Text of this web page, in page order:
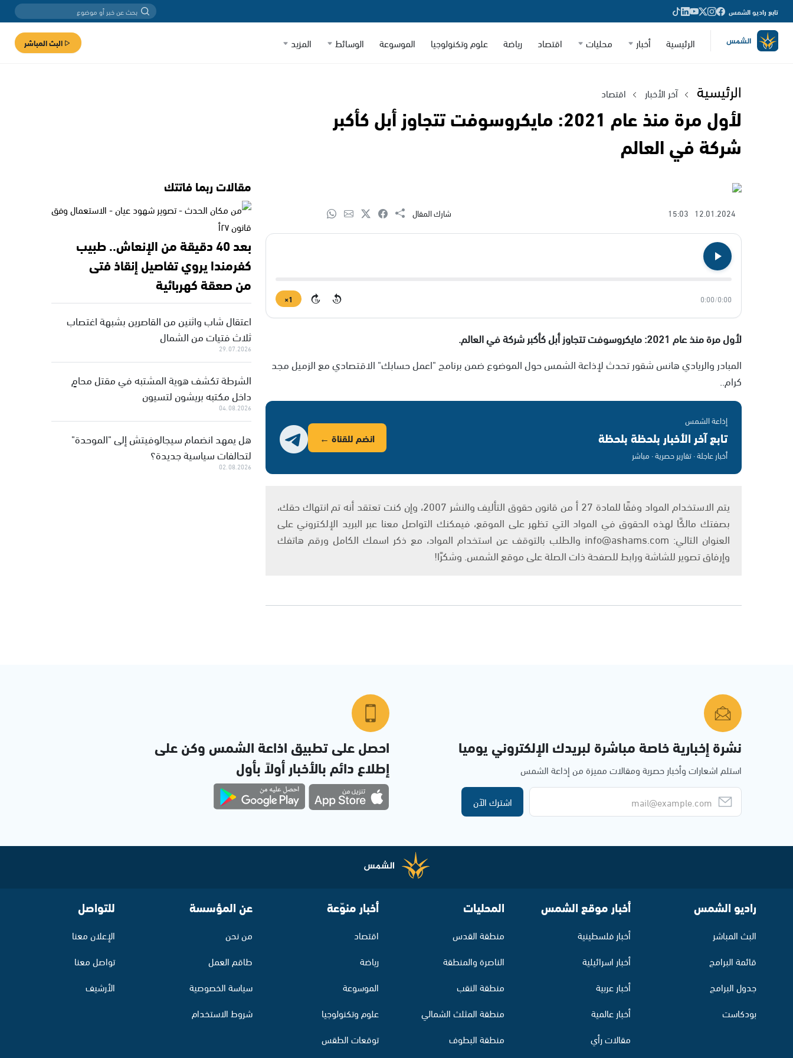
تابع راديو الشمس
الرئيسية أخبار محليات اقتصاد رياضة علوم وتكنولوجيا الموسوعة الوسائط المزيد البث المباشر
الرئيسية آخر الأخبار اقتصاد
لأول مرة منذ عام 2021: مايكروسوفت تتجاوز أبل كأكبر
شركة في العالم
12.01.2024
15:03 شارك المقال
0:00
/
0:00
15
15
1×
لأول مرة منذ عام 2021: مايكروسوفت تتجاوز أبل كأكبر شركة في العالم.
المبادر والريادي هانس شقور تحدث لإذاعة الشمس حول الموضوع ضمن برنامج "اعمل حسابك" الاقتصادي مع الزميل مجد
كرام..
إذاعة الشمس
تابع آخر الأخبار بلحظة بلحظة
أخبار عاجلة · تقارير حصرية · مباشر
انضم للقناة ←
يتم الاستخدام المواد وفقًا للمادة 27 أ من قانون حقوق التأليف والنشر 2007، وإن كنت تعتقد أنه تم انتهاك حقك،
بصفتك مالكًا لهذه الحقوق في المواد التي تظهر على الموقع، فيمكنك التواصل معنا عبر البريد الإلكتروني على
العنوان التالي: info@ashams.com والطلب بالتوقف عن استخدام المواد، مع ذكر اسمك الكامل ورقم هاتفك
وإرفاق تصوير للشاشة ورابط للصفحة ذات الصلة على موقع الشمس. وشكرًا!
مقالات ربما فاتتك
بعد 40 دقيقة من الإنعاش.. طبيب
كفرمندا يروي تفاصيل إنقاذ فتى
من صعقة كهربائية
اعتقال شاب واثنين من القاصرين بشبهة اغتصاب
ثلاث فتيات من الشمال
29.07.2026
الشرطة تكشف هوية المشتبه في مقتل محامٍ
داخل مكتبه بريشون لتسيون
04.08.2026
هل يمهد انضمام سيجالوفيتش إلى "الموحدة"
لتحالفات سياسية جديدة؟
02.08.2026
نشرة إخبارية خاصة مباشرة لبريدك الإلكتروني يوميا
استلم اشعارات وأخبار حصرية ومقالات مميزة من إذاعة الشمس
اشترك الآن
احصل على تطبيق اذاعة الشمس وكن على
إطلاع دائم بالأخبار أولاً بأول
راديو الشمس
البث المباشر
قائمة البرامج
جدول البرامج
بودكاست
أخبار موقع الشمس
أخبار فلسطينية
أخبار اسرائيلية
أخبار عربية
أخبار عالمية
مقالات رأي
المحليات
منطقة القدس
الناصرة والمنطقة
منطقة النقب
منطقة المثلث الشمالي
منطقة البطوف
أخبار منوّعة
اقتصاد
رياضة
الموسوعة
علوم وتكنولوجيا
توقعات الطقس
عن المؤسسة
من نحن
طاقم العمل
سياسة الخصوصية
شروط الاستخدام
للتواصل
الإعلان معنا
تواصل معنا
الأرشيف